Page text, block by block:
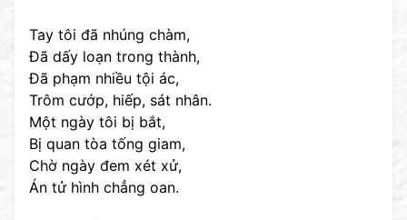
Tay tôi đã nhúng chàm,
Đã dấy loạn trong thành,
Đã phạm nhiều tội ác,
Trôm cướp, hiếp, sát nhân.
Một ngày tôi bị bắt,
Bị quan tòa tống giam,
Chờ ngày đem xét xử,
Án tử hình chẳng oan.